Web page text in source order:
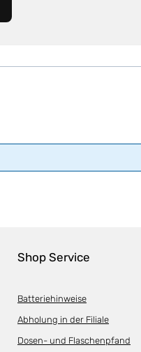
Shop Service
Batteriehinweise
Abholung in der Filiale
Dosen- und Flaschenpfand